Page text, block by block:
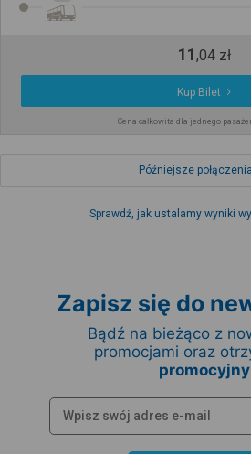
11,04 zł
Kup Bilet
Cena całkowita dla jednego
Późniejsze połączenia
Sprawdź, jak ustalamy wyniki
Zapisz się do
Bądź na bieżąco z
promocjami oraz
promocyjny